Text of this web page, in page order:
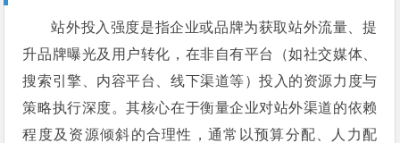
站外投入强度是指企业或品牌为获取站外流量、提
升品牌曝光及用户转化，在非自有平台（如社交媒体、
搜索引擎、内容平台、线下渠道等）投入的资源力度与
策略执行深度。其核心在于衡量企业对站外渠道的依赖
程度及资源倾斜的合理性，通常以预算分配、人力配